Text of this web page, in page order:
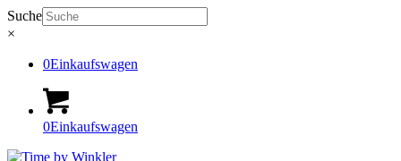
Suche
×
0Einkaufswagen
0Einkaufswagen